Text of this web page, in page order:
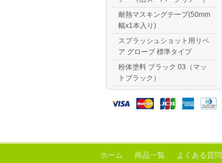
耐熱マスキングテープ(50mm
幅x1本入り)
スプラッシュショット用リペ
ア グローブ 標準タイプ
粉体塗料 ブラック 03（マッ
トブラック）
ホーム 商品一覧 よくある質問